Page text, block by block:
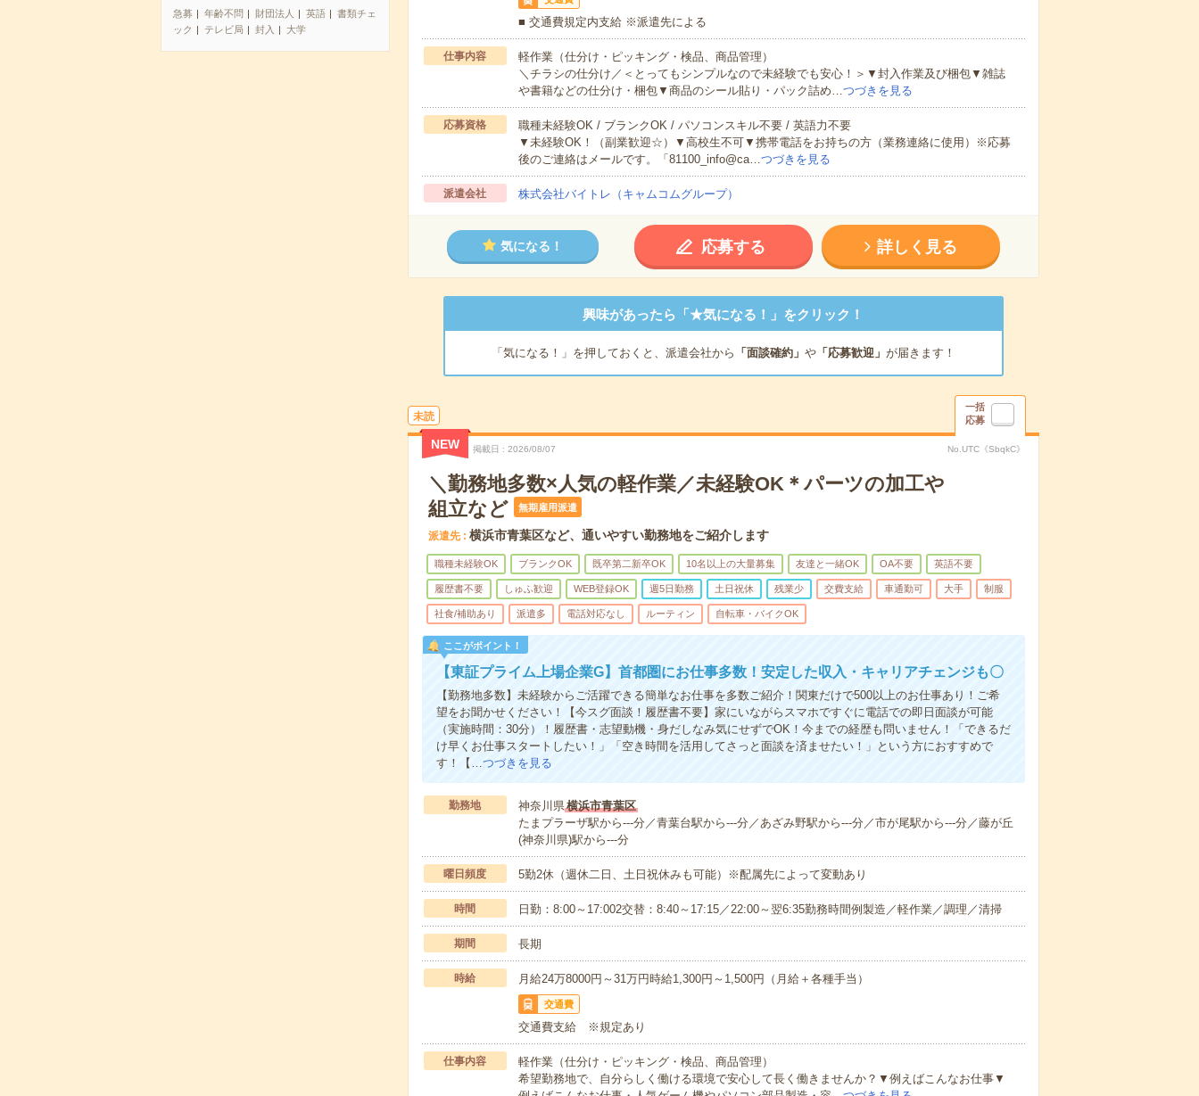
急募 年齢不問 財団法人 英語
書類チェ
ック
テレビ局 封入 大学
■ 交通費規定内支給 ※派遣先による
仕事内容
軽作業（仕分け・ピッキング・検品、商品管理）
＼チラシの仕分け／＜とってもシンプルなので未経験でも安心！＞▼封入作業及び梱包▼雑誌
や書籍などの仕分け・梱包▼商品のシール貼り・パック詰め…つづきを見る
応募資格
職種未経験OK / ブランクOK / パソコンスキル不要 / 英語力不要
▼未経験OK！（副業歓迎☆）▼高校生不可▼携帯電話をお持ちの方（業務連絡に使用）※応募
後のご連絡はメールです。「81100_info@ca…つづきを見る
派遣会社 株式会社バイトレ（キャムコムグループ）
気になる！ 応募する 詳しく見る
興味があったら「★気になる！」をクリック！
「気になる！」を押しておくと、派遣会社から 「面談確約」 や「応募歓迎」 が届きます！
未読
一括
応募
NEW 掲載日 2026/08/07 No.UTC《SbqkC》
＼勤務地多数×人気の軽作業／未経験OK＊パーツの加工や
組立など
無期雇用派遣
派遣先 横浜市青葉区など、通いやすい勤務地をご紹介します
職種未経験OK ブランクOK 既卒第二新卒OK 10名以上の大量募集 友達と一緒OK OA不要 英語不要
履歴書不要 しゅふ歓迎 WEB登録OK 週5日勤務 土日祝休 残業少 交費支給 車通勤可 大手 制服
社食/補助あり 派遣多 電話対応なし ルーティン 自転車・バイクOK
ここがポイント！
【東証プライム上場企業G】首都圏にお仕事多数！安定した収入・キャリアチェンジも〇
【勤務地多数】未経験からご活躍できる簡単なお仕事を多数ご紹介！関東だけで500以上のお仕事あり！ご希
望をお聞かせください！【今スグ面談！履歴書不要】家にいながらスマホですぐに電話での即日面談が可能
（実施時間：30分）！履歴書・志望動機・身だしなみ気にせずでOK！今までの経歴も問いません！「できるだ
け早くお仕事スタートしたい！」「空き時間を活用してさっと面談を済ませたい！」という方におすすめで
す！【…つづきを見る
勤務地 神奈川県横浜市青葉区
たまプラーザ駅から---分／青葉台駅から---分／あざみ野駅から---分／市が尾駅から---分／藤が丘
(神奈川県)駅から---分
曜日頻度 5勤2休（週休二日、土日祝休みも可能）※配属先によって変動あり
時間 日勤：8:00～17:002交替：8:40～17:15／22:00～翌6:35勤務時間例製造／軽作業／調理／清掃
期間 長期
時給 月給24万8000円～31万円時給1,300円～1,500円（月給＋各種手当）
交通費
交通費支給 ※規定あり
仕事内容
軽作業（仕分け・ピッキング・検品、商品管理）
希望勤務地で、自分らしく働ける環境で安心して長く働きませんか？▼例えばこんなお仕事▼